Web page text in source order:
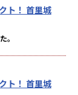
ト！ 首里城
。
ト！ 首里城